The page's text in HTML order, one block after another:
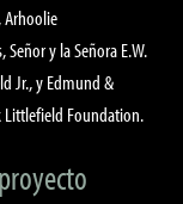
Arhoolie
Señor y la Señora E.W.
Jr., y Edmund &
Littlefield Foundation.